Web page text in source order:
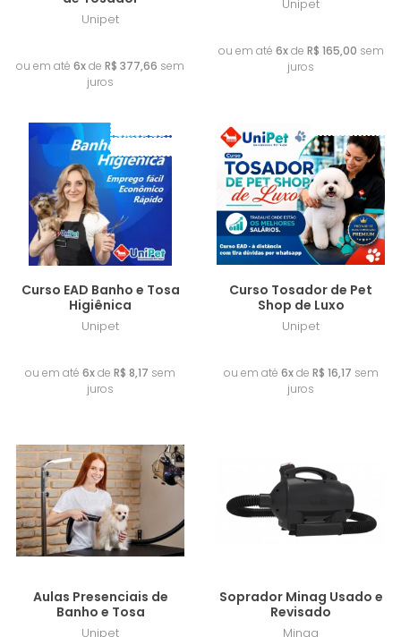
Unipet
ou em até 6xde R$ 377,66 sem
juros
Unipet
ou em até 6xde R$ 165,00 sem
juros
Curso EAD Banho e Tosa
Higiênica
Unipet
ou em até 6xde R$ 8,17 sem
juros
Curso Tosador de Pet
Shop de Luxo
Unipet
ou em até 6xde R$ 16,17 sem
juros
Aulas Presenciais de
Banho e Tosa
Unipet
Soprador Minag Usado e
Revisado
Minag